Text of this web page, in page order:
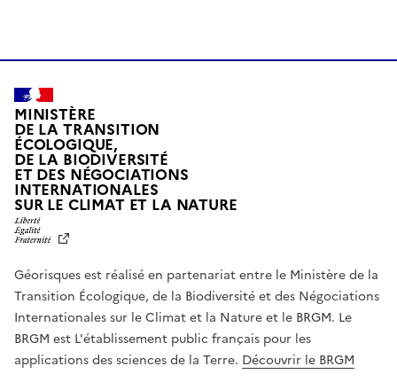
MINISTÈRE
DE LA TRANSITION
ÉCOLOGIQUE,
DE LA BIODIVERSITÉ
ET DES NÉGOCIATIONS
INTERNATIONALES
SUR LE CLIMAT ET LA NATUREL
T
É
,
É
G
A
L
Géorisques est réalisé en partenariat entre le Ministère de la
Transition Écologique, de la Biodiversité et des Négociations
Internationales sur le Climat et la Nature et le BRGM. Le
BRGM est L'établissement public français pour les
applications des sciences de la Terre. Découvrir le BRGM